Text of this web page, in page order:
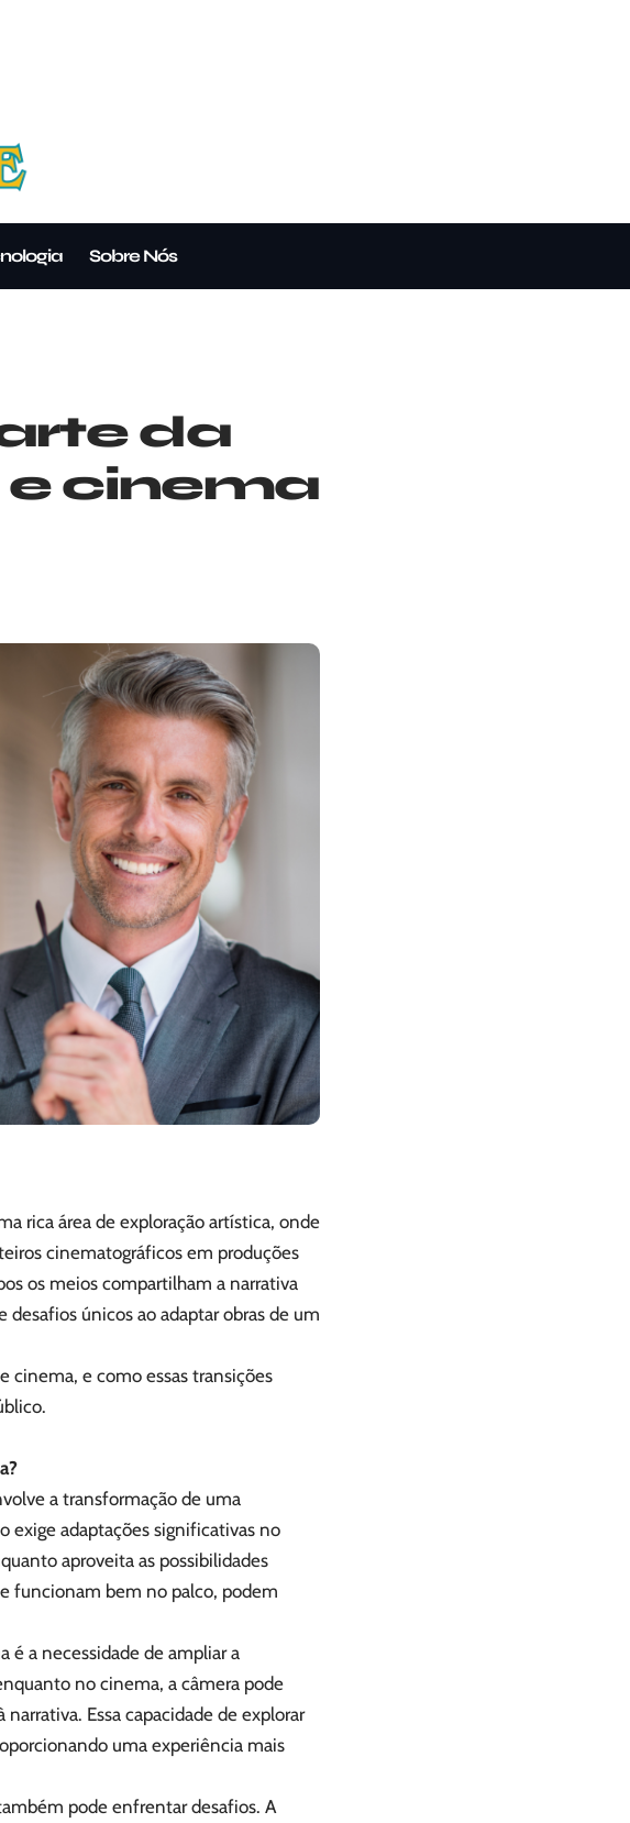
Sobre Nós
da
cinema
rica área de exploração artística, onde
cinematográficos em produções
os meios compartilham a narrativa
únicos ao adaptar obras de um
cinema, e como essas transições
a transformação de uma
exige adaptações significativas no
aproveita as possibilidades
funcionam bem no palco, podem
é a necessidade de ampliar a
no cinema, a câmera pode
Essa capacidade de explorar
uma experiência mais
pode enfrentar desafios. A